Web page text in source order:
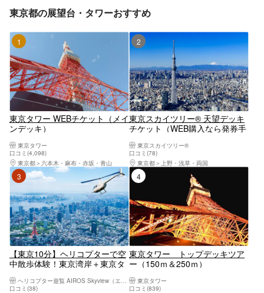
東京都の展望台・タワーおすすめ
東京タワー WEBチケット（メイ
ンデッキ）
東京タワー
口コミ(4,098)
東京都
六本木・麻布・赤坂・青山
東京スカイツリー® 天望デッキ
チケット（WEB購入なら発券手
東京スカイツリー®
口コミ(78)
東京都
上野・浅草・両国
3位
【東京10分】ヘリコプターで空
中散歩体験！東京湾岸＋東京タ
ルージング)
口コミ(38)
東京タワー トップデッキツア
ー（150ｍ＆250ｍ）
東京タワー
口コミ(839)